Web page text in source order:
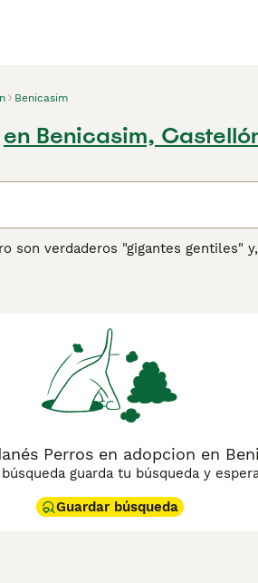
Benicasim
en Benicasim,
son verdaderos "gigantes gentiles"
las edades. Su apego y lealtad
para obtener información
Perros en adopcion en
guarda tu búsqueda y
Guardar búsqueda